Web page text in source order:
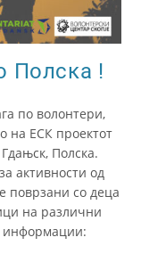
Полска !
по волонтери,
на ЕСК проектот
Полска.
активности од
поврзани со деца
на различни
информации: